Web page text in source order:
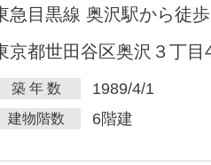
急目黒線 奥沢駅から徒
京都世田谷区奥沢３丁目
築 年 数 1989/4/1
建物階数 6階建